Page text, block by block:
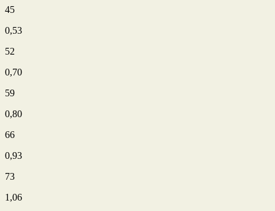
45
0,53
52
0,70
59
0,80
66
0,93
73
1,06